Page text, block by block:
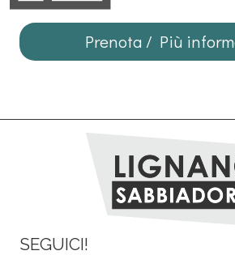
Prenota / Più
SEGUICI!